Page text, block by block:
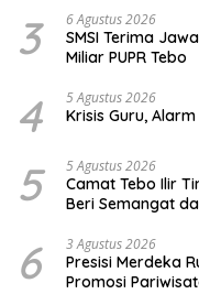
3 6 Agustus 2026
SMSI Terima
Miliar PUPR Tebo
4 5 Agustus 2026
Krisis Guru,
5 5 Agustus 2026
Camat Tebo Ilir
Beri Semangat
6 3 Agustus 2026
Presisi Merdeka
Promosi